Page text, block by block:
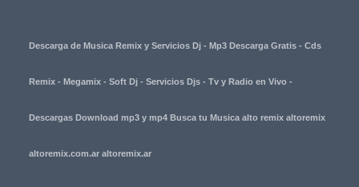
Descarga de Musica Remix y Servicios Dj - Mp3 Descarga Gratis - Cds
Remix - Megamix - Soft Dj - Servicios Djs - Tv y Radio en Vivo -
Descargas Download mp3 y mp4 Busca tu Musica alto remix altoremix
altoremix.com.ar altoremix.ar